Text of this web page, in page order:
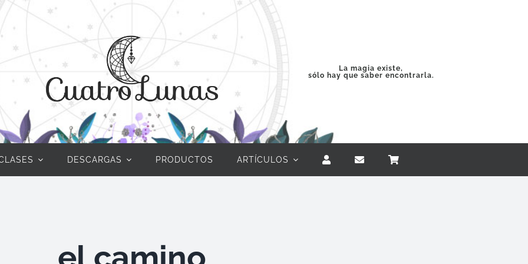
La magia existe,
sólo hay que saber encontrarla.
DESCARGAS PRODUCTOS ARTÍCULOS